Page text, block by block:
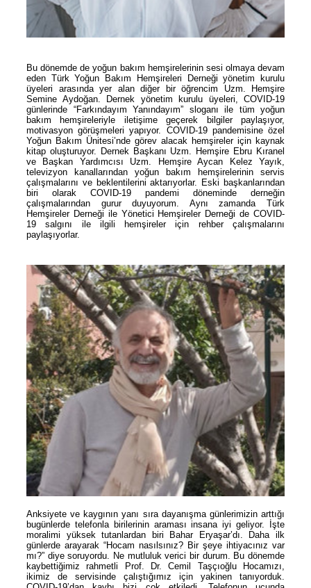
Bu dönemde de yoğun bakım hemşirelerinin sesi olmaya devam
eden Türk Yoğun Bakım Hemşireleri Derneği yönetim kurulu
üyeleri arasında yer alan diğer bir öğrencim Uzm. Hemşire
Semine Aydoğan. Dernek yönetim kurulu üyeleri, COVID-19
günlerinde “Farkındayım Yanındayım” sloganı ile tüm yoğun
bakım hemşireleriyle iletişime geçerek bilgiler paylaşıyor,
motivasyon görüşmeleri yapıyor. COVID-19 pandemisine özel
Yoğun Bakım Ünitesi’nde görev alacak hemşireler için kaynak
kitap oluşturuyor. Dernek Başkanı Uzm. Hemşire Ebru Kıranel
ve Başkan Yardımcısı Uzm. Hemşire Aycan Kelez Yayık,
televizyon kanallarından yoğun bakım hemşirelerinin servis
çalışmalarını ve beklentilerini aktarıyorlar. Eski başkanlarından
biri olarak COVID-19 pandemi döneminde derneğin
çalışmalarından gurur duyuyorum. Aynı zamanda Türk
Hemşireler Derneği ile Yönetici Hemşireler Derneği de COVID-
19 salgını ile ilgili hemşireler için rehber çalışmalarını
paylaşıyorlar.
Anksiyete ve kaygının yanı sıra dayanışma günlerimizin arttığı
bugünlerde telefonla birilerinin araması insana iyi geliyor. İşte
moralimi yüksek tutanlardan biri Bahar Eryaşar’dı. Daha ilk
günlerde arayarak “Hocam nasılsınız? Bir şeye ihtiyacınız var
mı?” diye soruyordu. Ne mutluluk verici bir durum. Bu dönemde
kaybettiğimiz rahmetli Prof. Dr. Cemil Taşçıoğlu Hocamızı,
ikimiz de servisinde çalıştığımız için yakinen tanıyorduk.